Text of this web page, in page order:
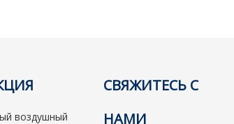
воздушный
СВЯЖИТЕСЬ С
НАМИ